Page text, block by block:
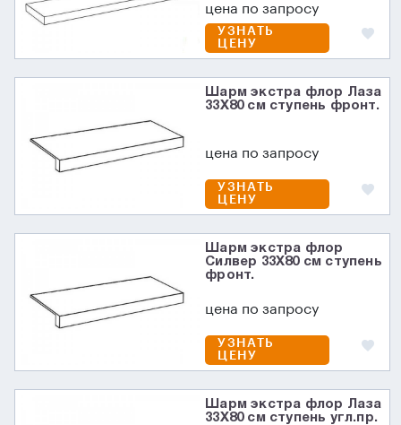
цена по запросу
УЗНАТЬ
ЦЕНУ
Шарм экстра флор Лаза
33X80 см ступень фронт.
цена по запросу
УЗНАТЬ
ЦЕНУ
Шарм экстра флор
Силвер 33X80 см ступень
фронт.
цена по запросу
УЗНАТЬ
ЦЕНУ
Шарм экстра флор Лаза
33X80 см ступень угл.пр.